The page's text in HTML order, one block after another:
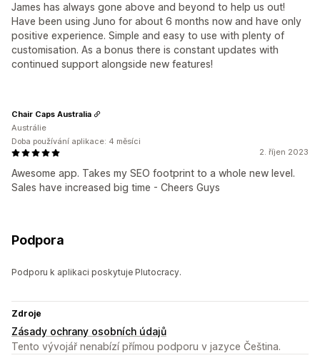
James has always gone above and beyond to help us out!
Have been using Juno for about 6 months now and have only
positive experience. Simple and easy to use with plenty of
customisation. As a bonus there is constant updates with
continued support alongside new features!
2. říjen 2023
Awesome app. Takes my SEO footprint to a whole new level.
Sales have increased big time - Cheers Guys
Chair Caps Australia
Austrálie
Doba používání aplikace: 4 měsíci
Podpora
Podporu k aplikaci poskytuje Plutocracy.
Zdroje
Zásady ochrany osobních údajů
Tento vývojář nenabízí přímou podporu v jazyce Čeština.